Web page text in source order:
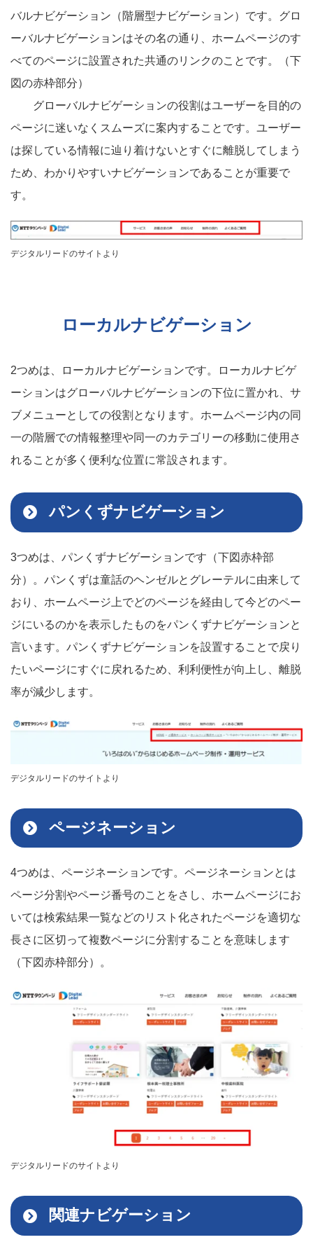
バルナビゲーション（階層型ナビゲーション）です。グロ
ーバルナビゲーションはその名の通り、ホームページのす
べてのページに設置された共通のリンクのことです。（下
図の赤枠部分）
グローバルナビゲーションの役割はユーザーを目的の
ページに迷いなくスムーズに案内することです。ユーザー
は探している情報に辿り着けないとすぐに離脱してしまう
ため、わかりやすいナビゲーションであることが重要で
す。
デジタルリードのサイトより
ローカルナビゲーション
2つめは、ローカルナビゲーションです。ローカルナビゲ
ーションはグローバルナビゲーションの下位に置かれ、サ
ブメニューとしての役割となります。ホームページ内の同
一の階層での情報整理や同一のカテゴリーの移動に使用さ
れることが多く便利な位置に常設されます。
パンくずナビゲーション
3つめは、パンくずナビゲーションです（下図赤枠部
分）。パンくずは童話のヘンゼルとグレーテルに由来して
おり、ホームページ上でどのページを経由して今どのペー
ジにいるのかを表示したものをパンくずナビゲーションと
言います。パンくずナビゲーションを設置することで戻り
たいページにすぐに戻れるため、利利便性が向上し、離脱
率が減少します。
デジタルリードのサイトより
ページネーション
4つめは、ページネーションです。ページネーションとは
ページ分割やページ番号のことをさし、ホームページにお
いては検索結果一覧などのリスト化されたページを適切な
長さに区切って複数ページに分割することを意味します
（下図赤枠部分）。
デジタルリードのサイトより
関連ナビゲーション